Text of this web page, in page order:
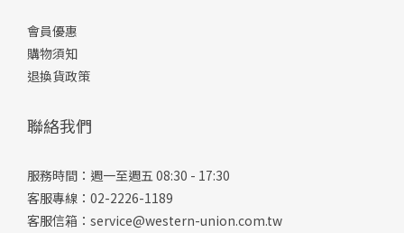
會員優惠
購物須知
退換貨政策
聯絡我們
服務時間：週一至週五 08:30 - 17:30
客服專線：02-2226-1189
客服信箱： service@western-union.com.tw